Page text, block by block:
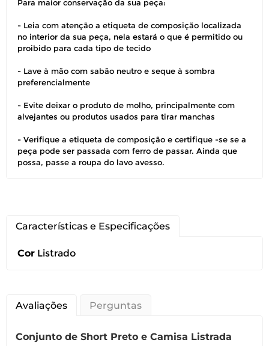
Você pode devolver este
produto gratuitamente.
Você possui até 07 dias corridos, após o
recebimento do produto, para solicitar
esteja sem uso.
devolução .
Para maior conservação da sua peça:
- Leia com atenção a etiqueta de composição localizada
no interior da sua peça, nela estará o que é permitido ou
proibido para cada tipo de tecido
- Lave à mão com sabão neutro e seque à sombra
preferencialmente
- Evite deixar o produto de molho, principalmente com
alvejantes ou produtos usados para tirar manchas
- Verifique a etiqueta de composição e certifique -se se a
peça pode ser passada com ferro de passar. Ainda que
possa, passe a roupa do lavo avesso.
Características e Especificações
Cor Listrado
Avaliações Perguntas
Conjunto de Short Preto e Camisa Listrada